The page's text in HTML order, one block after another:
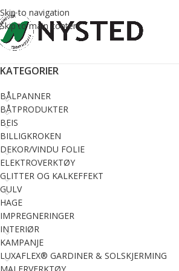
Skip to navigation
Skip to main content
KATEGORIER
BÅLPANNER
BÅTPRODUKTER
BEIS
BILLIGKROKEN
DEKOR/VINDU FOLIE
ELEKTROVERKTØY
GLITTER OG KALKEFFEKT
GULV
HAGE
IMPREGNERINGER
INTERIØR
KAMPANJE
LUXAFLEX® GARDINER & SOLSKJERMING